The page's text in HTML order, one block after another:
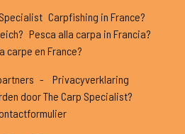
Carpfishing in France?
Pesca alla carpa in Francia?
carpe en France?
Privacyverklaring
door The Carp Specialist?